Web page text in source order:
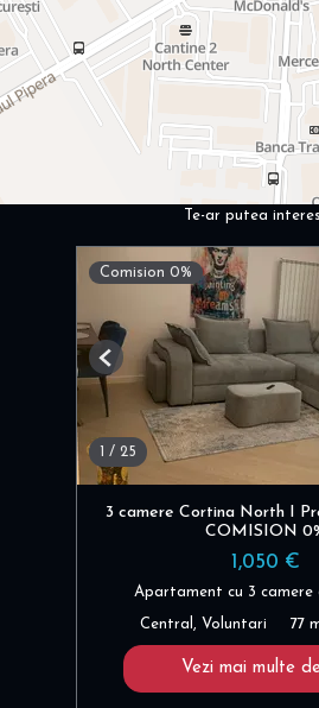
Te-ar putea
Comision 0%
/ 25
Previous
3 camere Cortina North I
COMISION
1,050 €
Apartament cu 3 camere
Central, Voluntari 77
Vezi mai multe